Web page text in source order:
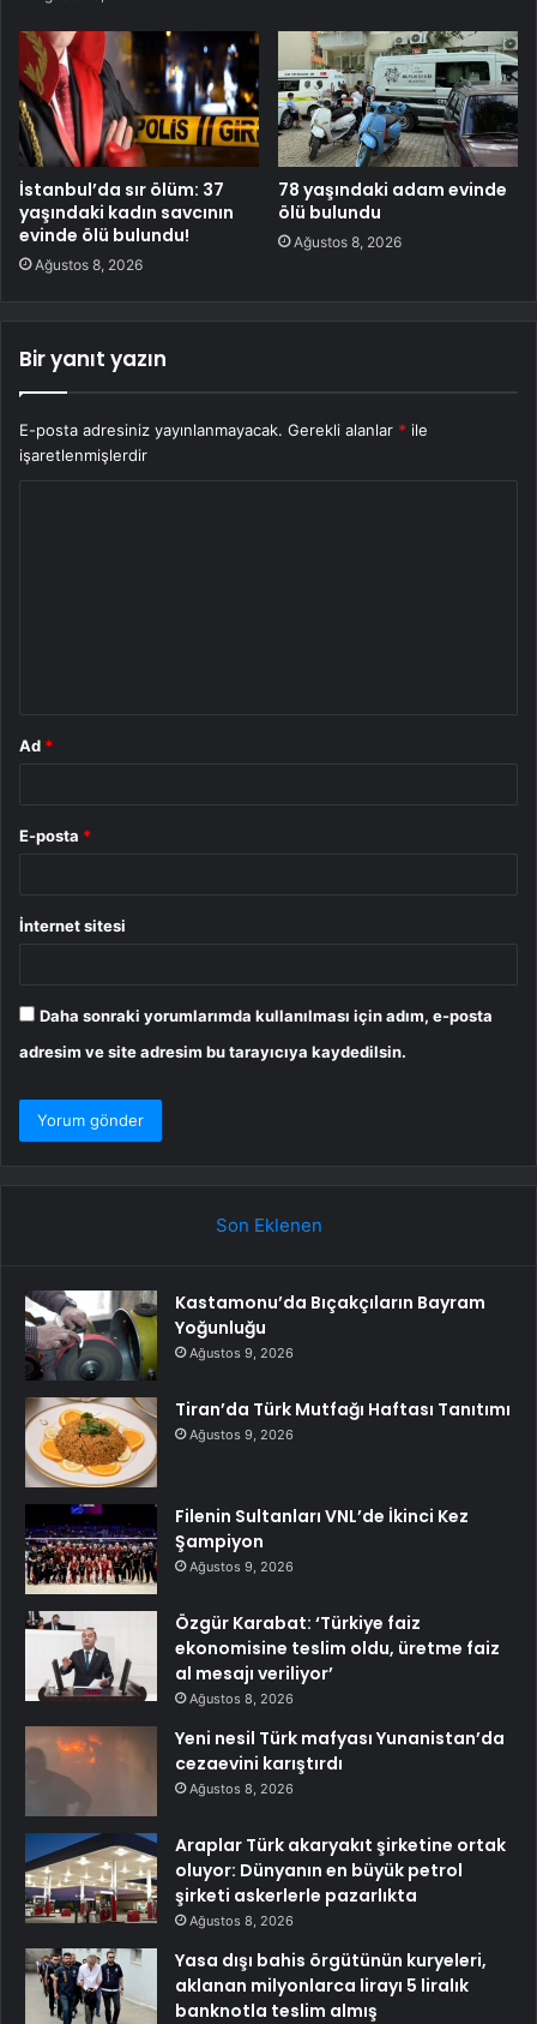
İstanbul’da sır ölüm: 37
yaşındaki kadın savcının
evinde ölü bulundu!
Ağustos 8, 2026
78 yaşındaki adam evinde
ölü bulundu
Ağustos 8, 2026
Bir yanıt yazın
E-posta adresiniz yayınlanmayacak. Gerekli alanlar * ile
işaretlenmişlerdir
Ad *
E-posta *
İnternet sitesi
Daha sonraki yorumlarımda kullanılması için adım, e-posta
adresim ve site adresim bu tarayıcıya kaydedilsin.
Son Eklenen
Kastamonu’da Bıçakçıların Bayram
Yoğunluğu
Ağustos 9, 2026
Tiran’da Türk Mutfağı Haftası Tanıtımı
Ağustos 9, 2026
Filenin Sultanları VNL’de İkinci Kez
Şampiyon
Ağustos 9, 2026
Özgür Karabat: ‘Türkiye faiz
ekonomisine teslim oldu, üretme faiz
al mesajı veriliyor’
Ağustos 8, 2026
Yeni nesil Türk mafyası Yunanistan’da
cezaevini karıştırdı
Ağustos 8, 2026
Araplar Türk akaryakıt şirketine ortak
oluyor: Dünyanın en büyük petrol
şirketi askerlerle pazarlıkta
Ağustos 8, 2026
Yasa dışı bahis örgütünün kuryeleri,
aklanan milyonlarca lirayı 5 liralık
banknotla teslim almış